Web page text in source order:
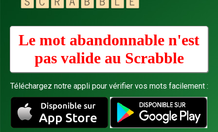
Le mot abandonnable n'est
pas valide au Scrabble
Téléchargez notre appli pour vérifier vos mots facilement :